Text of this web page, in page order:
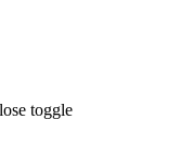
toggle